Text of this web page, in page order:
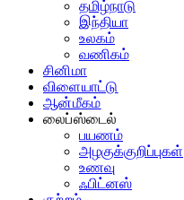
தமிழ்நாடு
இந்தியா
உலகம்
வணிகம்
சினிமா
விளையாட்டு
ஆன்மீகம்
லைப்ஸ்டைல்
பயணம்
அழகுக்குறிப்புகள்
உணவு
ஃபிட்னஸ்